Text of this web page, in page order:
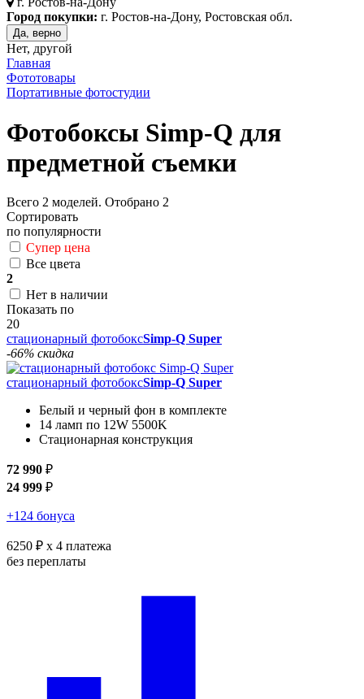
Город покупки: г. Ростов-на-Дону, Ростовская обл.
Да, верно
Нет, другой
Главная
Фототовары
Портативные фотостудии
Фотобоксы Simp-Q для
предметной съемки
Всего 2 моделей. Отобрано 2
Сортировать
по популярности
Супер цена
Все цвета
2
Нет в наличии
Показать по
20
стационарный фотобоксSimp-Q Super
-66% скидка
стационарный фотобоксSimp-Q Super
Белый и черный фон в комплекте
14 ламп по 12W 5500K
Стационарная конструкция
72 990 ₽
24 999 ₽
+124 бонуса
6250 ₽ x 4 платежа
без переплаты